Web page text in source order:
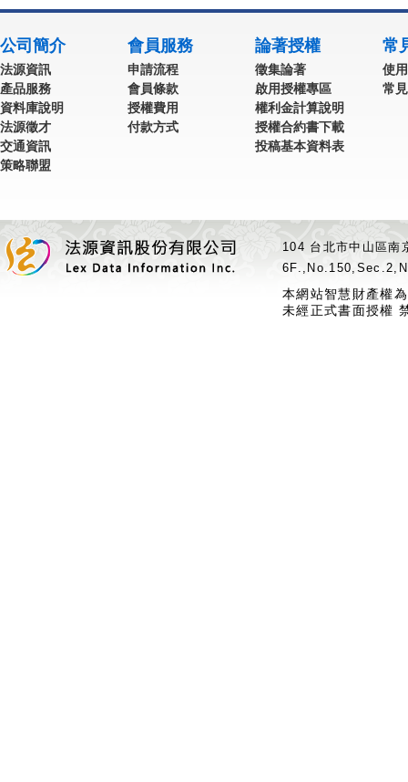
公司簡介
法源資訊
產品服務
資料庫說明
法源徵才
交通資訊
策略聯盟
會員服務
申請流程
會員條款
授權費用
付款方式
論著授權
徵集論著
啟用授權專區
權利金計算說明
授權合約書下載
投稿基本資料表
常
使
常
104 台北市中山區
本網站智慧財產權
未經正式書面授權